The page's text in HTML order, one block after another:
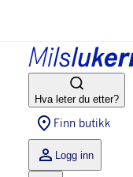
Hva leter du etter?
Finn butikk
Logg inn